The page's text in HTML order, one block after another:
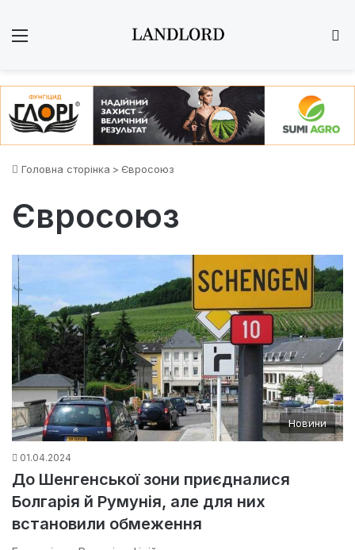
Головна сторінка > Євросоюз
Євросоюз
Новини
01.04.2024
До Шенгенської зони приєдналися
Болгарія й Румунія, але для них
встановили обмеження